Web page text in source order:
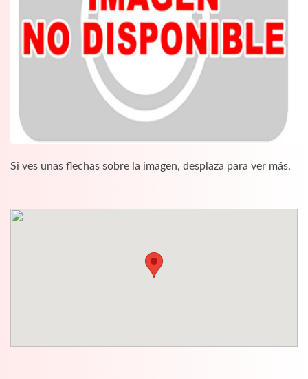
Si ves unas flechas sobre la imagen, desplaza para ver más.